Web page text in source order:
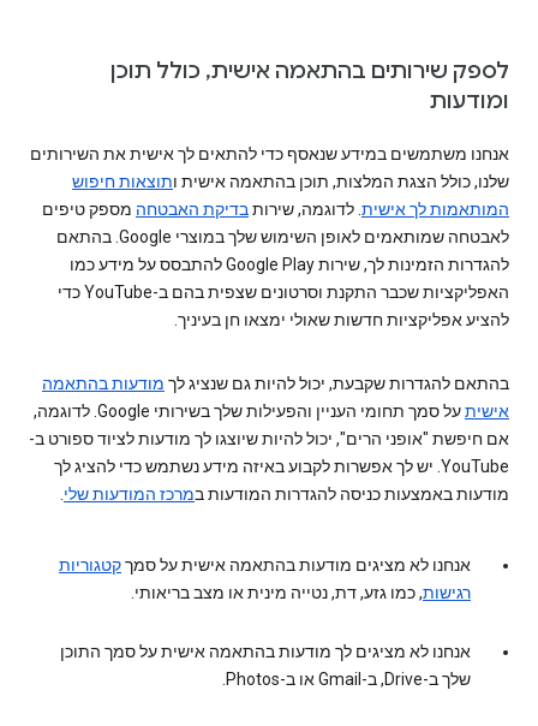
לספק שירותים בהתאמה אישית, כולל תוכן
ומודעות
אנחנו משתמשים במידע שנאסף כדי להתאים לך אישית את השירותים
שלנו, כולל הצגת המלצות, תוכן בהתאמה אישית ותוצאות חיפוש
המותאמות לך אישית . לדוגמה, שירותבדיקת האבטחה מספק טיפים
לאבטחה שמותאמים לאופן השימוש שלך במוצרי Google. בהתאם
להגדרות הזמינות לך, שירות Google Play להתבסס על מידע כמו
האפליקציות שכבר התקנת וסרטונים שצפית בהם ב-YouTube כדי
להציע אפליקציות חדשות שאולי ימצאו חן בעיניך.
בהתאם להגדרות שקבעת, יכול להיות גם שנציג לך מודעות בהתאמה
אישית
על סמך תחומי העניין והפעילות שלך בשירותי Google. לדוגמה,
אם חיפשת "אופני הרים", יכול להיות שיוצגו לך מודעות לציוד ספורט ב-
YouTube. יש לך אפשרות לקבוע באיזה מידע נשתמש כדי להציג לך
מודעות באמצעות כניסה להגדרות המודעות במרכז המודעות שלי
אנחנו לא מציגים מודעות בהתאמה אישית על סמךקטגוריות
רגישות, כמו גזע, דת, נטייה מינית או מצב בריאותי.
אנחנו לא מציגים לך מודעות בהתאמה אישית על סמך התוכן
שלך ב-Drive, ב-Gmail או ב-Photos.